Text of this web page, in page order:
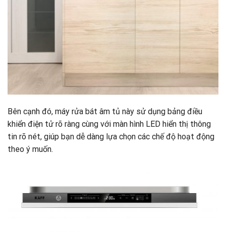
Bên cạnh đó, máy rửa bát âm tủ này sử dụng bảng điều
khiển điện tử rõ ràng cùng với màn hình LED hiển thị thông
tin rõ nét, giúp bạn dễ dàng lựa chọn các chế độ hoạt động
theo ý muốn.